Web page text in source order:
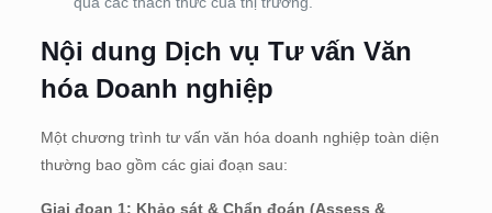
Nội dung Dịch vụ Tư vấn Văn
hóa Doanh nghiệp
Một chương trình tư vấn văn hóa doanh nghiệp toàn diện
thường bao gồm các giai đoạn sau:
Giai đoạn 1: Khảo sát & Chẩn đoán (Assess &